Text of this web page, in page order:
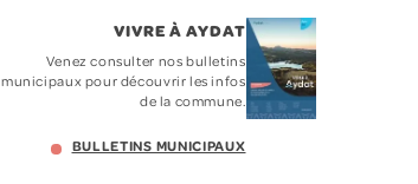
VIVRE À AYDAT
Venez consulter nos bulletins
municipaux pour découvrir les infos
de la commune.
BULLETINS MUNICIPAUX